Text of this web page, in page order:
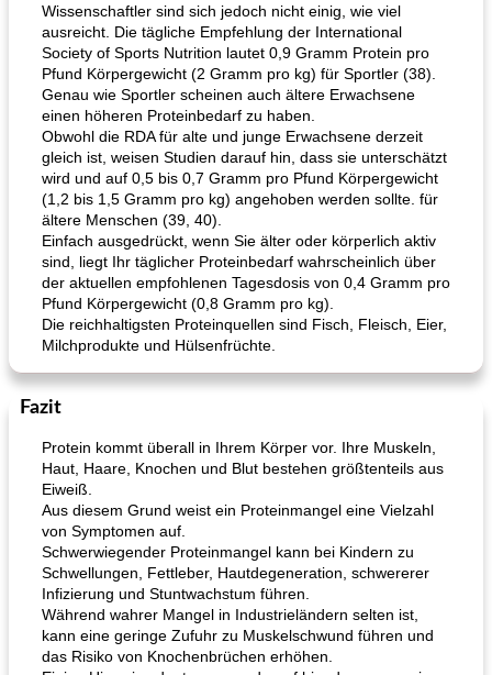
Wissenschaftler sind sich jedoch nicht einig, wie viel
ausreicht. Die tägliche Empfehlung der International
Society of Sports Nutrition lautet 0,9 Gramm Protein pro
Pfund Körpergewicht (2 Gramm pro kg) für Sportler (38).
Genau wie Sportler scheinen auch ältere Erwachsene
einen höheren Proteinbedarf zu haben.
Obwohl die RDA für alte und junge Erwachsene derzeit
gleich ist, weisen Studien darauf hin, dass sie unterschätzt
wird und auf 0,5 bis 0,7 Gramm pro Pfund Körpergewicht
(1,2 bis 1,5 Gramm pro kg) angehoben werden sollte. für
ältere Menschen (39, 40).
Einfach ausgedrückt, wenn Sie älter oder körperlich aktiv
sind, liegt Ihr täglicher Proteinbedarf wahrscheinlich über
der aktuellen empfohlenen Tagesdosis von 0,4 Gramm pro
Pfund Körpergewicht (0,8 Gramm pro kg).
Die reichhaltigsten Proteinquellen sind Fisch, Fleisch, Eier,
Milchprodukte und Hülsenfrüchte.
Fazit
Protein kommt überall in Ihrem Körper vor. Ihre Muskeln,
Haut, Haare, Knochen und Blut bestehen größtenteils aus
Eiweiß.
Aus diesem Grund weist ein Proteinmangel eine Vielzahl
von Symptomen auf.
Schwerwiegender Proteinmangel kann bei Kindern zu
Schwellungen, Fettleber, Hautdegeneration, schwererer
Infizierung und Stuntwachstum führen.
Während wahrer Mangel in Industrieländern selten ist,
kann eine geringe Zufuhr zu Muskelschwund führen und
das Risiko von Knochenbrüchen erhöhen.